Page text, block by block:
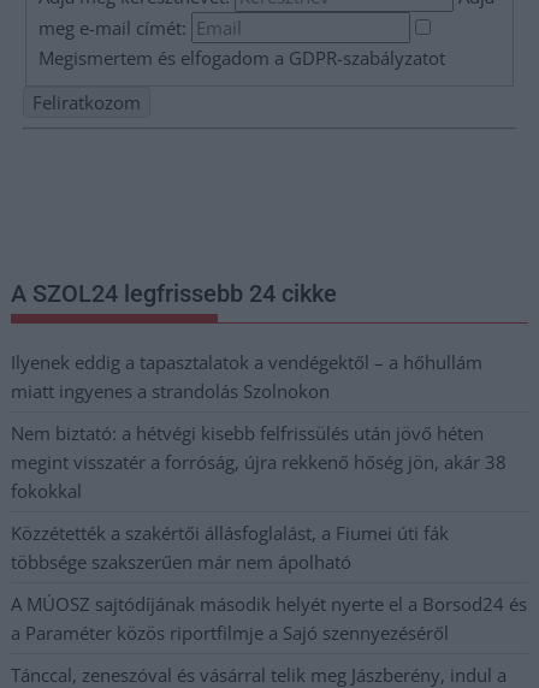
meg e-mail címét:
Megismertem és elfogadom a GDPR-szabályzatot
A SZOL24 legfrissebb 24 cikke
Ilyenek eddig a tapasztalatok a vendégektől – a hőhullám
miatt ingyenes a strandolás Szolnokon
Nem biztató: a hétvégi kisebb felfrissülés után jövő héten
megint visszatér a forróság, újra rekkenő hőség jön, akár 38
fokokkal
Közzétették a szakértői állásfoglalást, a Fiumei úti fák
többsége szakszerűen már nem ápolható
A MÚOSZ sajtódíjának második helyét nyerte el a Borsod24 és
a Paraméter közös riportfilmje a Sajó szennyezéséről
Tánccal, zeneszóval és vásárral telik meg Jászberény, indul a